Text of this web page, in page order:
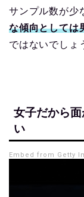
サンプル数が少
な傾向としては
ではないでしょ
女子だから
い
Embed from Getty